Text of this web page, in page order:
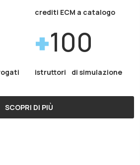
crediti ECM a catalogo
100
istruttori di simulazione
SCOPRI DI PIÙ